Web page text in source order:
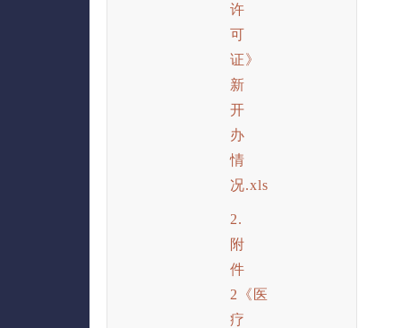
许
可
证》
新
开
办
情
况.xls
2.
附
件
2《医
疗